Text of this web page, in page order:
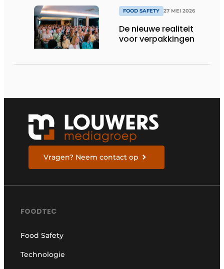
FOOD SAFETY 27 MEI 2026
De nieuwe realiteit
voor verpakkingen
Vragen? Neem contact op
FOODTEC
Food Safety
Technologie